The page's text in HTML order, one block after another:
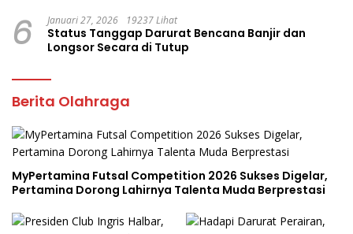
6 Januari 27, 2026 19237 Lihat
Status Tanggap Darurat Bencana Banjir dan
Longsor Secara di Tutup
Berita Olahraga
MyPertamina Futsal Competition 2026 Sukses Digelar,
Pertamina Dorong Lahirnya Talenta Muda Berprestasi